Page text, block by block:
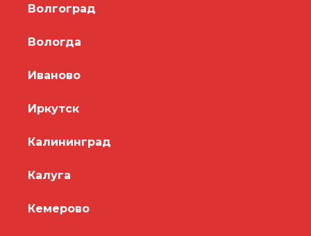
Волгоград
Вологда
Иваново
Иркутск
Калининград
Калуга
Кемерово